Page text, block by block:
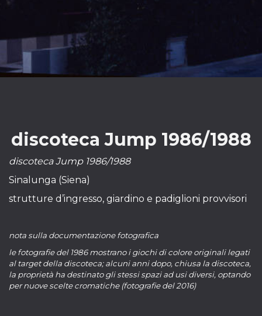
discoteca Jump 1986/1988
discoteca Jump 1986/1988
Sinalunga (Siena)
strutture d’ingresso, giardino e padiglioni provvisori
nota sulla documentazione fotografica
le fotografie del 1986 mostrano i giochi di colore originali legati
al target della discoteca; alcuni anni dopo, chiusa la discoteca,
la proprietà ha destinato gli stessi spazi ad usi diversi, optando
per nuove scelte cromatiche (fotografie del 2016)